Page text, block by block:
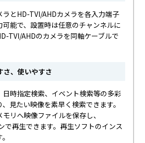
ラとHD-TVI/AHDカメラを各入力端子
能で、設置時は任意のチャンネルに
TVI/AHDのカメラを同軸ケーブルで
さ、使いやすさ
日時指定検索、イベント検索等の多彩
見たい映像を素早く検索できます。
リへ映像ファイルを保存し、
で再生できます。再生ソフトのインス